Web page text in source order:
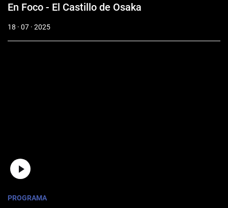
En Foco - El Castillo de Osaka
18 · 07 · 2025
PROGRAMA